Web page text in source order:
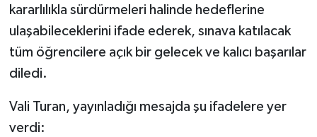
kararlılıkla sürdürmeleri halinde hedeflerine
ulaşabileceklerini ifade ederek, sınava katılacak
tüm öğrencilere açık bir gelecek ve kalıcı başarılar
diledi.
Vali Turan, yayınladığı mesajda şu ifadelere yer
verdi: